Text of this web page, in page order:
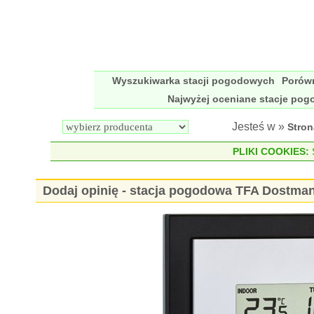
Wyszukiwarka stacji pogodowych
Najwyżej oceniane stacje
Jesteś w »
PLIKI COOKIES:
Dodaj opinię - stacja pogodowa TFA